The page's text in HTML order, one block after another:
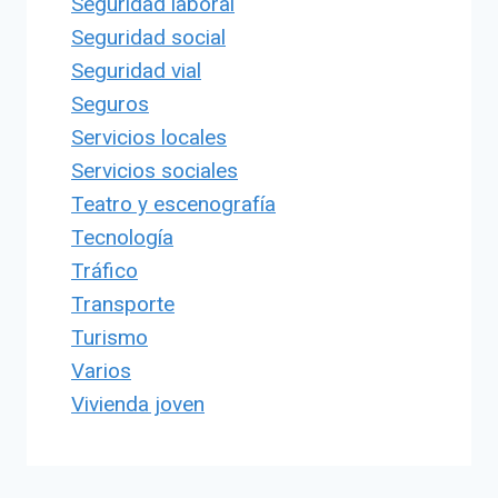
Seguridad social
Seguridad vial
Seguros
Servicios locales
Servicios sociales
Teatro y escenografía
Tecnología
Tráfico
Transporte
Turismo
Varios
Vivienda joven